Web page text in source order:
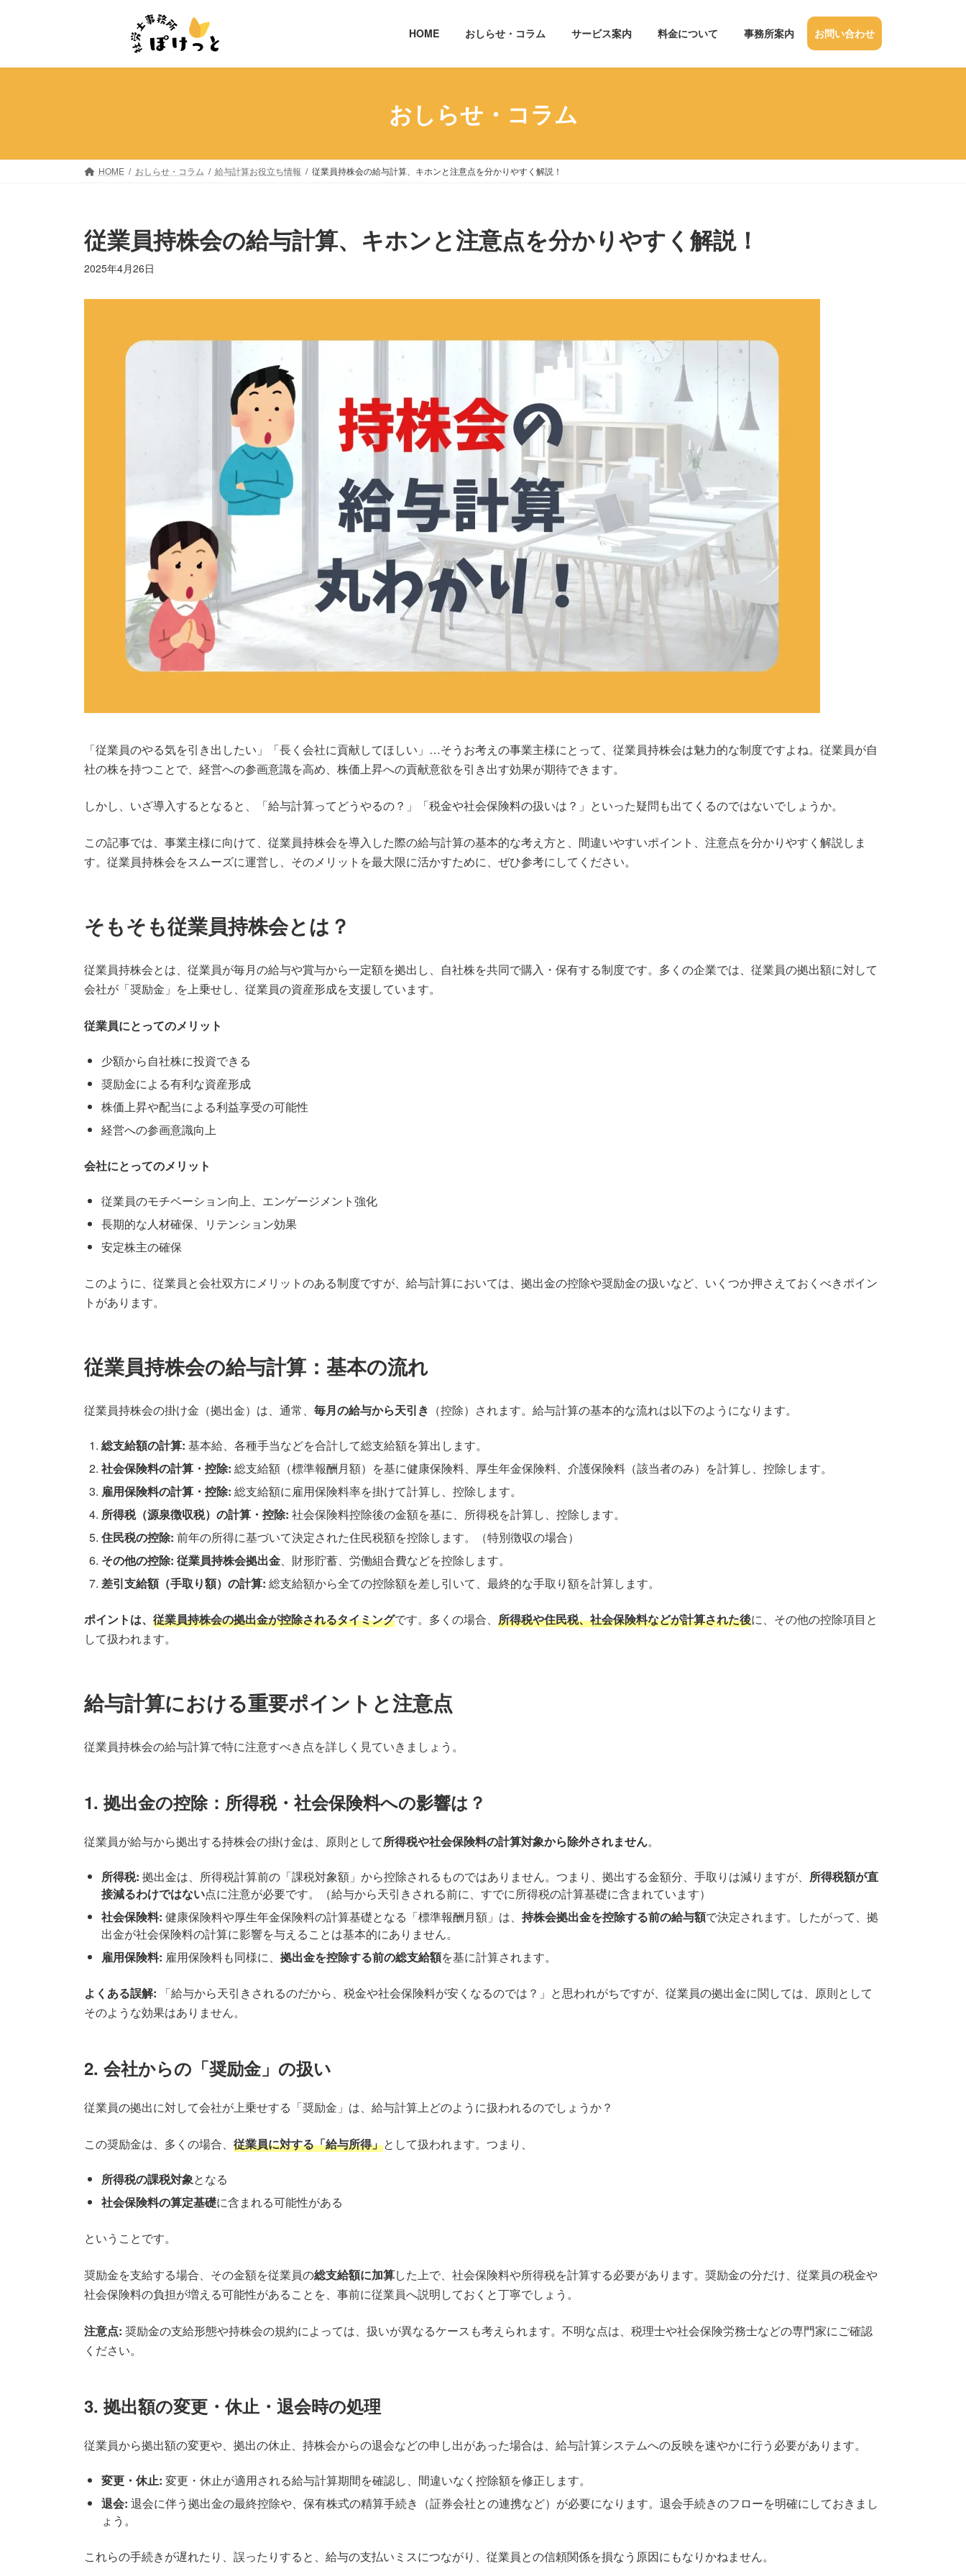
プ
動
HOME おしらせ・コラム サービス案内 料金について 事務所案内 お問い合わせ
おしらせ・コラム
HOME おしらせ・コラム 給与計算お役立ち情報 従業員持株会の給与計算、キホンと注意点を分かりやすく解説！
従業員持株会の給与計算、キホンと注意点を分かりやすく解説！
2025年4月26日
「従業員のやる気を引き出したい」「長く会社に貢献してほしい」…そうお考えの事業主様にとって、従業員持株会は魅力的な制度ですよね。従業員が自
社の株を持つことで、経営への参画意識を高め、株価上昇への貢献意欲を引き出す効果が期待できます。
しかし、いざ導入するとなると、「給与計算ってどうやるの？」「税金や社会保険料の扱いは？」といった疑問も出てくるのではないでしょうか。
この記事では、事業主様に向けて、従業員持株会を導入した際の給与計算の基本的な考え方と、間違いやすいポイント、注意点を分かりやすく解説しま
す。従業員持株会をスムーズに運営し、そのメリットを最大限に活かすために、ぜひ参考にしてください。
そもそも従業員持株会とは？
従業員持株会とは、従業員が毎月の給与や賞与から一定額を拠出し、自社株を共同で購入・保有する制度です。多くの企業では、従業員の拠出額に対して
会社が「奨励金」を上乗せし、従業員の資産形成を支援しています。
従業員にとってのメリット
少額から自社株に投資できる
奨励金による有利な資産形成
株価上昇や配当による利益享受の可能性
経営への参画意識向上
会社にとってのメリット
従業員のモチベーション向上、エンゲージメント強化
長期的な人材確保、リテンション効果
安定株主の確保
このように、従業員と会社双方にメリットのある制度ですが、給与計算においては、拠出金の控除や奨励金の扱いなど、いくつか押さえておくべきポイン
トがあります。
従業員持株会の給与計算：基本の流れ
従業員持株会の掛け金（拠出金）は、通常、 毎月の給与から天引き （控除）されます。給与計算の基本的な流れは以下のようになります。
総支給額の計算: 基本給、各種手当などを合計して総支給額を算出します。
社会保険料の計算・控除: 総支給額（標準報酬月額）を基に健康保険料、厚生年金保険料、介護保険料（該当者のみ）を計算し、控除します。
雇用保険料の計算・控除: 総支給額に雇用保険料率を掛けて計算し、控除します。
所得税（源泉徴収税）の計算・控除: 社会保険料控除後の金額を基に、所得税を計算し、控除します。
住民税の控除: 前年の所得に基づいて決定された住民税額を控除します。（特別徴収の場合）
その他の控除: 従業員持株会拠出金 、財形貯蓄、労働組合費などを控除します。
差引支給額（手取り額）の計算: 総支給額から全ての控除額を差し引いて、最終的な手取り額を計算します。
ポイントは、 従業員持株会の拠出金が控除されるタイミングです。多くの場合、 所得税や住民税、社会保険料などが計算された後に、その他の控除項目と
して扱われます。
給与計算における重要ポイントと注意点
従業員持株会の給与計算で特に注意すべき点を詳しく見ていきましょう。
1. 拠出金の控除：所得税・社会保険料への影響は？
従業員が給与から拠出する持株会の掛け金は、原則として所得税や社会保険料の計算対象から除外されません。
所得税: 拠出金は、所得税計算前の「課税対象額」から控除されるものではありません。つまり、拠出する金額分、手取りは減りますが、 所得税額が直
接減るわけではない点に注意が必要です。（給与から天引きされる前に、すでに所得税の計算基礎に含まれています）
社会保険料: 健康保険料や厚生年金保険料の計算基礎となる「標準報酬月額」は、 持株会拠出金を控除する前の給与額で決定されます。したがって、拠
出金が社会保険料の計算に影響を与えることは基本的にありません。
雇用保険料: 雇用保険料も同様に、 拠出金を控除する前の総支給額を基に計算されます。
よくある誤解: 「給与から天引きされるのだから、税金や社会保険料が安くなるのでは？」と思われがちですが、従業員の拠出金に関しては、原則として
そのような効果はありません。
2. 会社からの「奨励金」の扱い
従業員の拠出に対して会社が上乗せする「奨励金」は、給与計算上どのように扱われるのでしょうか？
この奨励金は、多くの場合、 従業員に対する「給与所得」として扱われます。つまり、
所得税の課税対象となる
社会保険料の算定基礎に含まれる可能性がある
ということです。
奨励金を支給する場合、その金額を従業員の総支給額に加算した上で、社会保険料や所得税を計算する必要があります。奨励金の分だけ、従業員の税金や
社会保険料の負担が増える可能性があることを、事前に従業員へ説明しておくと丁寧でしょう。
注意点: 奨励金の支給形態や持株会の規約によっては、扱いが異なるケースも考えられます。不明な点は、税理士や社会保険労務士などの専門家にご確認
ください。
3. 拠出額の変更・休止・退会時の処理
従業員から拠出額の変更や、拠出の休止、持株会からの退会などの申し出があった場合は、給与計算システムへの反映を速やかに行う必要があります。
変更・休止: 変更・休止が適用される給与計算期間を確認し、間違いなく控除額を修正します。
退会: 退会に伴う拠出金の最終控除や、保有株式の精算手続き（証券会社との連携など）が必要になります。退会手続きのフローを明確にしておきまし
ょう。
これらの手続きが遅れたり、誤ったりすると、給与の支払いミスにつながり、従業員との信頼関係を損なう原因にもなりかねません。